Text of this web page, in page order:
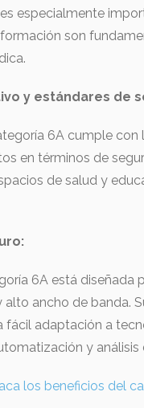
especialmente
son
y estándares de
6A cumple con
en términos de
de salud y
6A está diseñada
ancho de banda.
fácil adaptación a
y
los beneficios del